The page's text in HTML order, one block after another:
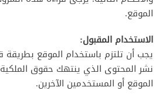
الموقع.
الاستخدام المقبول:
يجب أن تلتزم باستخدام الموقع بطريقة
نشر المحتوى الذي ينتهك حقوق
الموقع أو المستخدمين الآخرين.